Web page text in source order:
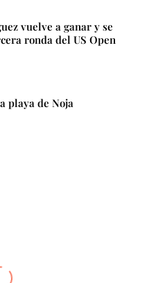
vuelve a ganar y se
ronda del US Open
playa de Noja